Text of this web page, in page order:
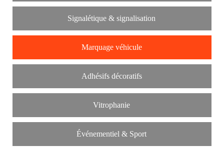
Signalétique & signalisation
Marquage véhicule
Adhésifs décoratifs
Vitrophanie
Événementiel & Sport